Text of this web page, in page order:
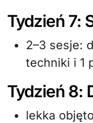
Tydzień 7:
2–3 sesje:
techniki i 1
Tydzień 8:
lekka